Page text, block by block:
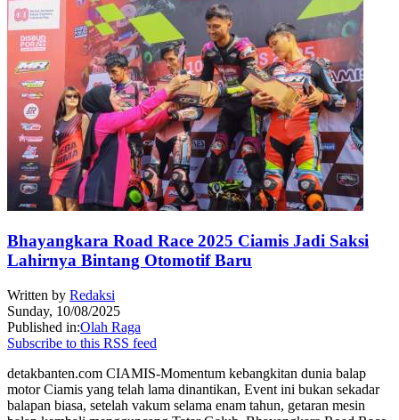
Bhayangkara Road Race 2025 Ciamis Jadi Saksi
Lahirnya Bintang Otomotif Baru
Written by Redaksi
Sunday, 10/08/2025
Published in:Olah Raga
Subscribe to this RSS feed
detakbanten.com CIAMIS-Momentum kebangkitan dunia balap
motor Ciamis yang telah lama dinantikan, Event ini bukan sekadar
balapan biasa, setelah vakum selama enam tahun, getaran mesin